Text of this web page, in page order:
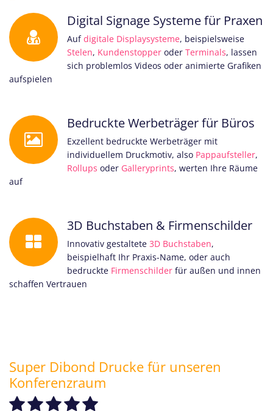
Digital Signage Systeme für Praxen
Aufdigitale Displaysysteme, beispielsweise
Stelen, Kundenstopper oder Terminals, lassen
sich problemlos Videos oder animierte Grafiken
aufspielen
Bedruckte Werbeträger für Büros
Exzellent bedruckte Werbeträger mit
individuellem Druckmotiv, also Pappaufsteller,
Rollups oder Galleryprints, werten Ihre Räume
auf
3D Buchstaben & Firmenschilder
Innovativ gestaltete 3D Buchstaben,
beispielhaft Ihr Praxis-Name, oder auch
bedruckte Firmenschilder für außen und innen
schaffen Vertrauen
Super Dibond Drucke für unseren
Konferenzraum